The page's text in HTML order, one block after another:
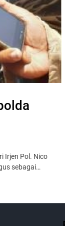
Irjen Pol. Nico
sebagai…